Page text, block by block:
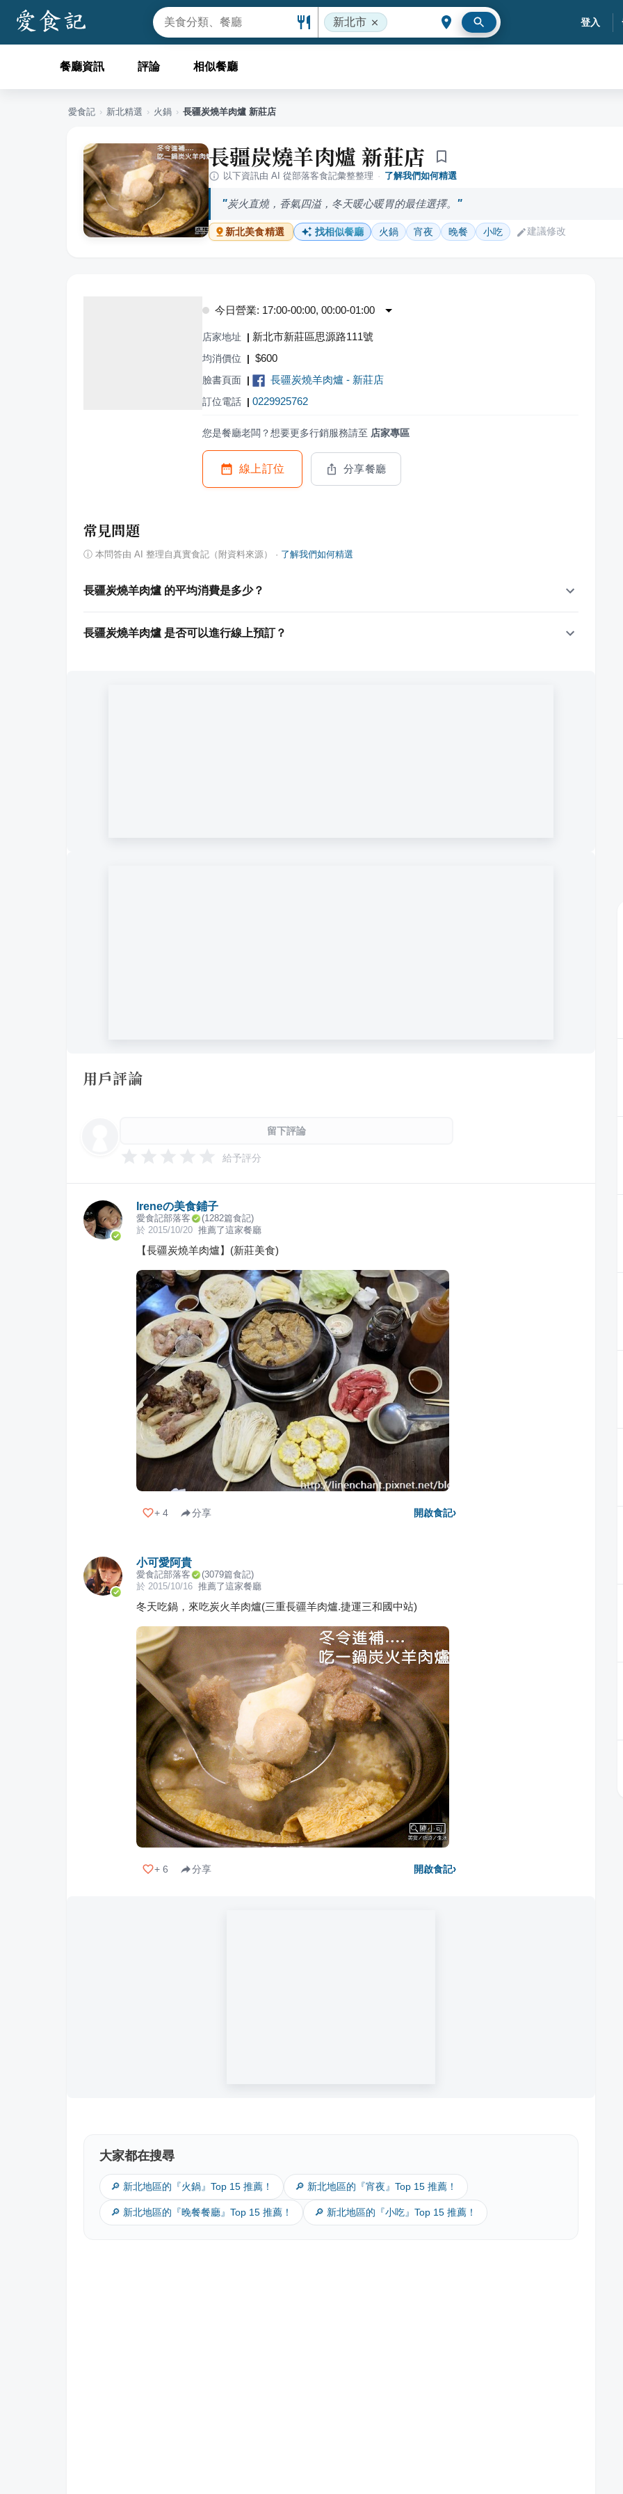
新北市 登入
餐廳資訊 評論 相似餐廳
愛食記 › 新北精選 › 火鍋 › 長疆炭燒羊肉爐 新莊店
長疆炭燒羊肉爐 新莊店
以下資訊由 AI 從部落客食記彙整整理 · 了解我們如何精選
炭火直燒，香氣四溢，冬天暖心暖胃的最佳選擇。
新北美食精選 找相似餐廳 火鍋 宵夜 晚餐 小吃 建議修改
今日營業: 17:00-00:00, 00:00-01:00
店家地址 | 新北市新莊區思源路111號
均消價位 | $600
臉書頁面 | 長疆炭燒羊肉爐 - 新莊店
訂位電話 | 0229925762
您是餐廳老闆？想要更多行銷服務請至 店家專區
線上訂位 分享餐廳
常見問題
ⓘ 本問答由 AI 整理自真實食記（附資料來源） · 了解我們如何精選
長疆炭燒羊肉爐 的平均消費是多少？
長疆炭燒羊肉爐 是否可以進行線上預訂？
用戶評論
留下評論
給予評分
Ireneの美食鋪子
愛食記部落客 (1282篇食記)
於 2015/10/20 推薦了這家餐廳
【長疆炭燒羊肉爐】(新莊美食)
+ 4 分享 開啟食記›
小可愛阿貴
愛食記部落客 (3079篇食記)
於 2015/10/16 推薦了這家餐廳
冬天吃鍋，來吃炭火羊肉爐(三重長疆羊肉爐.捷運三和國中站)
+ 6 分享 開啟食記›
大家都在搜尋
🔎 新北地區的『火鍋』Top 15 推薦！ 🔎 新北地區的『宵夜』Top 15 推薦！
🔎 新北地區的『晚餐餐廳』Top 15 推薦！ 🔎 新北地區的『小吃』Top 15 推薦！